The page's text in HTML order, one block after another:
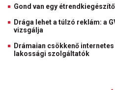
Gond van egy
Drága lehet a túlzó reklám: a
vizsgálja
Drámaian csökkenő
lakossági szolgáltatók